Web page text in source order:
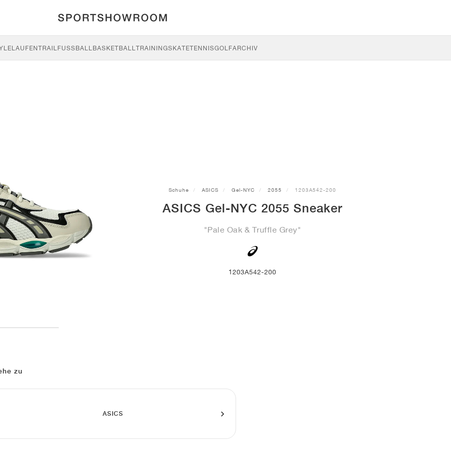
LAUFENTRAILFUSSBALL BASKETBALLTRAININGSKATETENNISGOLFARCHIV
Schuhe ASICS Gel-NYC 2055 1203A542-200
ASICS Gel-NYC 2055 Sneaker
"Pale Oak & Truffle Grey"
1203A542-200
zu
ASICS